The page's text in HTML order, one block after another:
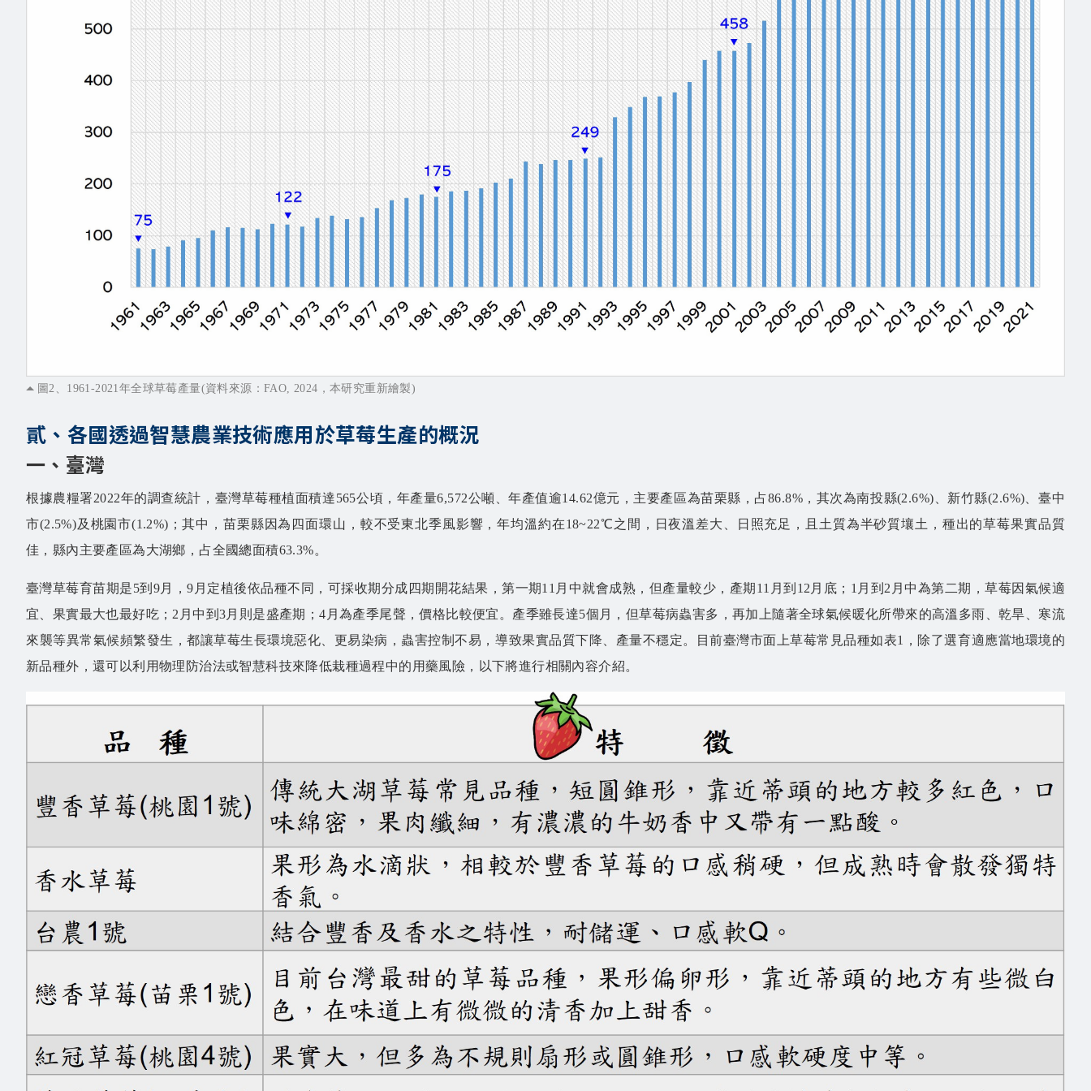
圖2、1961-2021年全球草莓產量(資料來源：FAO, 2024，本研究重新繪製)
貳、各國透過智慧農業技術應用於草莓生產的概況
一、臺灣
根據農糧署2022年的調查統計，臺灣草莓種植面積達565公頃，年產量6,572公噸、年產值逾14.62億元，主要產區為苗栗縣，占86.8%，其次為南投縣(2.6%)、新竹縣(2.6%)、臺中
市(2.5%)及桃園市(1.2%)；其中，苗栗縣因為四面環山，較不受東北季風影響，年均溫約在18~22℃之間，日夜溫差大、日照充足，且土質為半砂質壤土，種出的草莓果實品質
佳，縣內主要產區為大湖鄉，占全國總面積63.3%。
臺灣草莓育苗期是5到9月，9月定植後依品種不同，可採收期分成四期開花結果，第一期11月中就會成熟，但產量較少，產期11月到12月底；1月到2月中為第二期，草莓因氣候適
宜、果實最大也最好吃；2月中到3月則是盛產期；4月為產季尾聲，價格比較便宜。產季雖長達5個月，但草莓病蟲害多，再加上隨著全球氣候暖化所帶來的高溫多雨、乾旱、寒流
來襲等異常氣候頻繁發生，都讓草莓生長環境惡化、更易染病，蟲害控制不易，導致果實品質下降、產量不穩定。目前臺灣市面上草莓常見品種如表1，除了選育適應當地環境的
新品種外，還可以利用物理防治法或智慧科技來降低栽種過程中的用藥風險，以下將進行相關內容介紹。